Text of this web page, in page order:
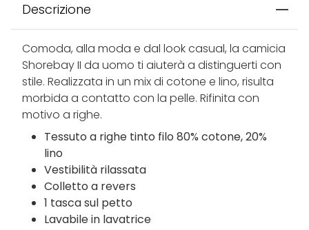
Descrizione
Comoda, alla moda e dal look casual, la camicia
Shorebay II da uomo ti aiuterà a distinguerti con
stile. Realizzata in un mix di cotone e lino, risulta
morbida a contatto con la pelle. Rifinita con
motivo a righe.
Tessuto a righe tinto filo 80% cotone, 20%
lino
Vestibilità rilassata
Colletto a revers
1 tasca sul petto
Lavabile in lavatrice